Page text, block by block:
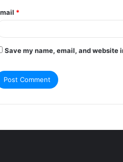
*
Save my name, email, and website